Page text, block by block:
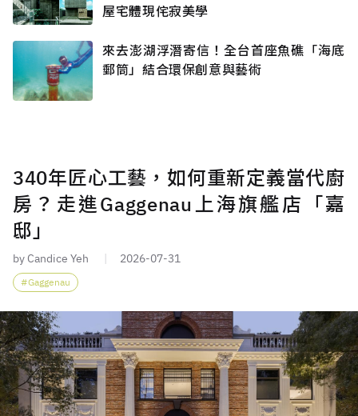
屋宅體現侘寂美學
來去澎湖浮潛寄信！全台首座魚礁「海底
郵筒」結合環保創意與藝術
340年匠心工藝，如何重新定義當代廚
房？走進Gaggenau上海旗艦店「嘉
邸」
by Candice Yeh 2026-07-31
Gaggenau